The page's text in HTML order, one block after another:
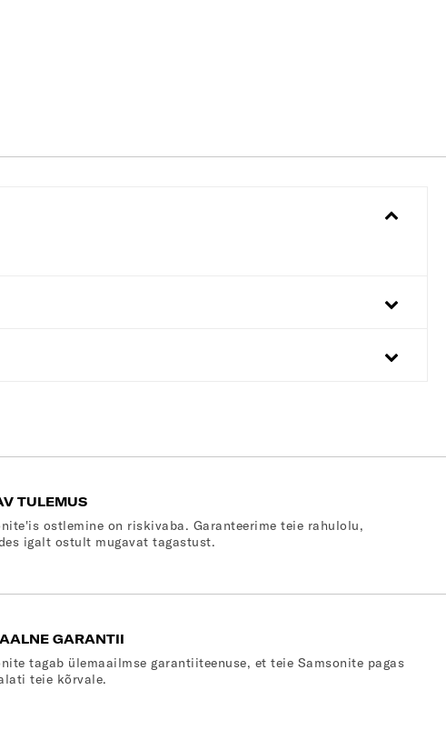
TULEMUS
ostlemine on riskivaba. Garanteerime teie rahulolu,
igalt ostult mugavat tagastust.
GARANTII
tagab ülemaailmse garantiiteenuse, et teie Samsonite pagas
teie kõrvale.